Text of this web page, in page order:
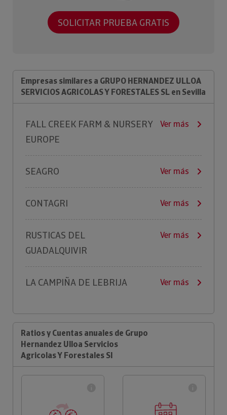
SOLICITAR PRUEBA GRATIS
Empresas similares a GRUPO HERNANDEZ ULLOA
SERVICIOS AGRICOLAS Y FORESTALES SL en Sevilla
FALL CREEK FARM & NURSERY
EUROPE
Ver más
SEAGRO Ver más
CONTAGRI Ver más
RUSTICAS DEL
GUADALQUIVIR
Ver más
LA CAMPIÑA DE LEBRIJA Ver más
Ratios y Cuentas anuales de Grupo
Hernandez Ulloa Servicios
Agricolas Y Forestales Sl